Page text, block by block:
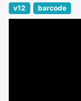
v12 barcode